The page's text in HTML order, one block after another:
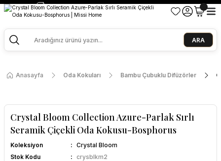
2500 TL ve Üzeri Alışverişlerde Kargo Bedava!
Ege Esintisi 2 Al 1 Öde
Missi Kokularda 3 Al 2 Öde
ARA
Anasayfa Oda Kokuları Bambu Çubuklu Difüzörler
Crystal Bloom Collection Azure-Parlak Sırlı
Seramik Çiçekli Oda Kokusu-Bosphorus
Koleksiyon
Crystal Bloom
Stok Kodu
crysblkm2